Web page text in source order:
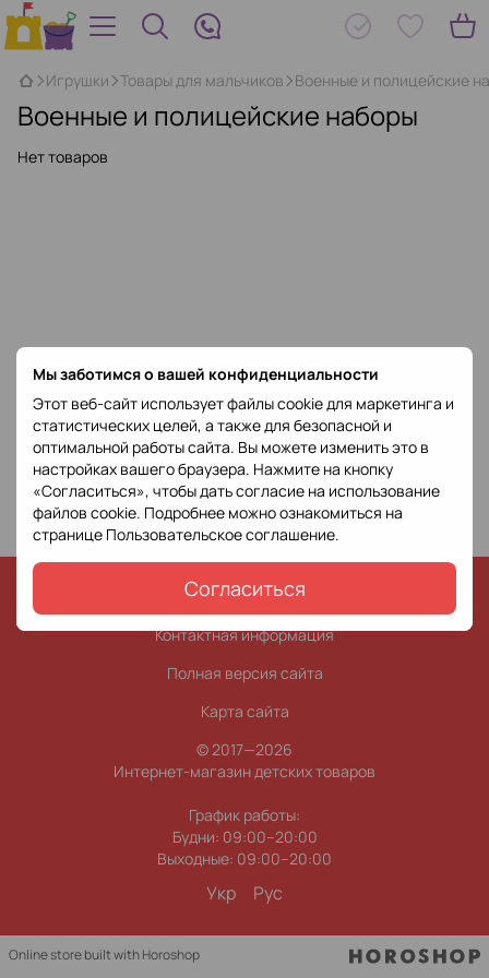
Мы заботимся о вашей конфиденциальности
Этот веб-сайт использует файлы cookie для маркетинга и
статистических целей, а также для безопасной и
оптимальной работы сайта. Вы можете изменить это в
настройках вашего браузера. Нажмите на кнопку
«Согласиться», чтобы дать согласие на использование
файлов cookie. Подробнее можно ознакомиться на
странице Пользовательское соглашение.
Согласиться
Игрушки Товары для мальчиков Военные и полицейские
Военные и полицейские наборы
Нет товаров
0 (800) 338 965 0 (63) 0 338 965
Контактная информация
Полная версия сайта
Карта сайта
© 2017—2026
Интернет-магазин детских товаров
График работы:
Будни: 09:00–20:00
Выходные: 09:00–20:00
Укр Рус
Online store built with Horoshop